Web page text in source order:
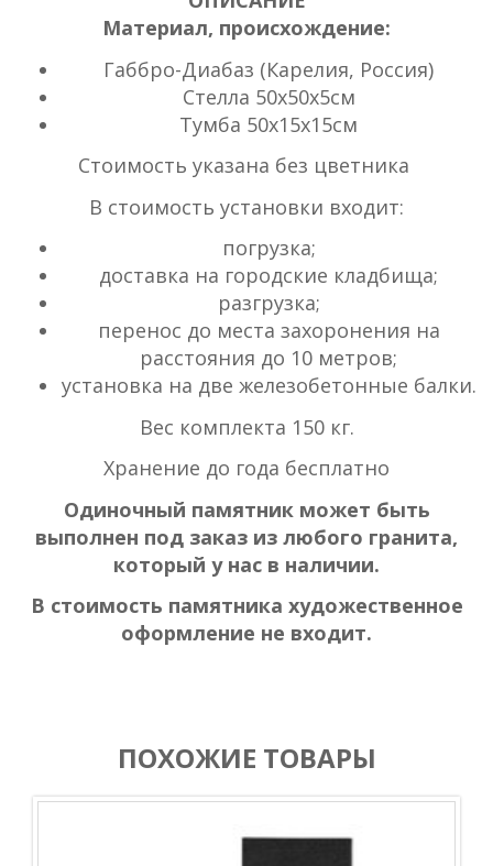
Материал, происхождение:
Габбро-Диабаз (Карелия, Россия)
Стелла 50х50х5см
Тумба 50х15х15см
Стоимость указана без цветника
В стоимость установки входит:
погрузка;
доставка на городские кладбища;
разгрузка;
перенос до места захоронения на
расстояния до 10 метров;
установка на две железобетонные балки.
Вес комплекта 150 кг.
Хранение до года бесплатно
Одиночный памятник может быть
выполнен под заказ из любого гранита,
который у нас в наличии.
В стоимость памятника художественное
оформление не входит.
ПОХОЖИЕ ТОВАРЫ